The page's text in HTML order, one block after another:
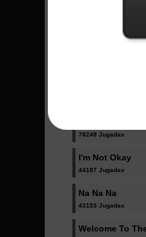
78248 Jugadas
I'm Not Okay
44187 Jugadas
Na Na Na
43153 Jugadas
Welcome To